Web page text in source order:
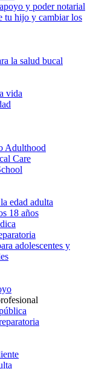
y poder notarial
tu hijo y cambiar los
la salud bucal
vida
Adulthood
Care
edad adulta
18 años
adolescentes y